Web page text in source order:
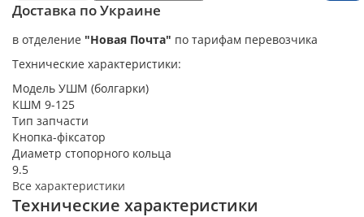
Доставка по Украине
в отделение "Новая Почта" по тарифам перевозчика
Технические характеристики:
Модель УШМ (болгарки)
КШМ 9-125
Тип запчасти
Кнопка-фіксатор
Диаметр стопорного кольца
9.5
Все характеристики
Технические характеристики